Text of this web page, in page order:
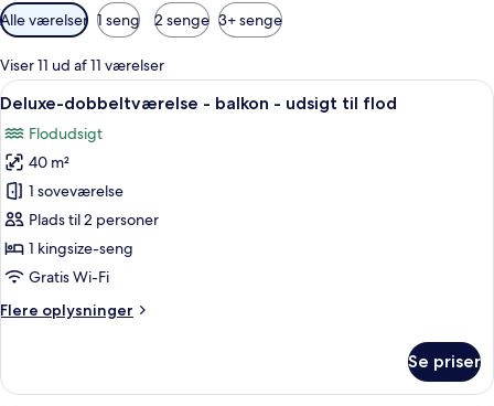
Tilgængelige
filtre
for
værelser
Alle værelser 1 seng 2 senge 3+ senge
Viser 11 ud af 11 værelser
Indlæs
alle
billeder
af
Deluxe-
dobbeltværelse
-
balkon
udsigt
Et moderne hotelværelse med
15
Deluxe-dobbeltværelse - balkon - udsigt til flod
Flodudsigt
40 m²
1 soveværelse
Plads til 2 personer
1 kingsize-seng
Gratis Wi-Fi
Flere oplysninger
Flere
dobbeltværelse
Se priser